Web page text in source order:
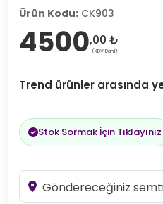
Ürün Kodu: CK903
4500,00 ₺
(KDV Dahil)
Trend ürünler arasında
Stok Sormak İçin Tıklayınız